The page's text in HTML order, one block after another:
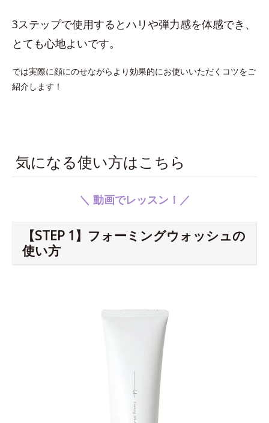
3ステップで使用するとハリや弾力感を体感でき、
とても心地よいです。
では実際に顔にのせながらより効果的にお使いいただくコツをご
紹介します！
気になる使い方はこちら
＼ 動画でレッスン！／
【STEP 1】フォーミングウォッシュの
使い方